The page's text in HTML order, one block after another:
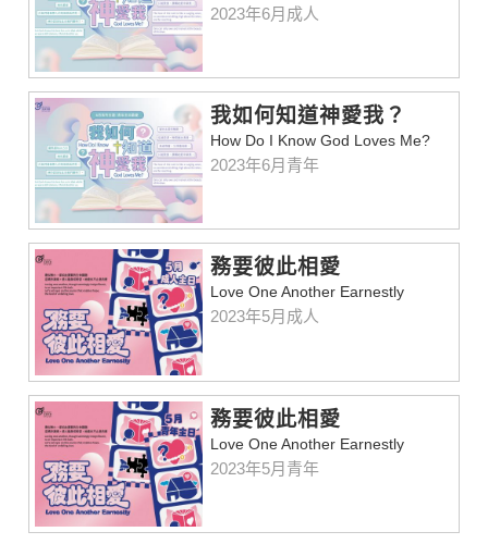
2023年6月成人
我如何知道神愛我？
How Do I Know God Loves Me?
2023年6月青年
務要彼此相愛
Love One Another Earnestly
2023年5月成人
務要彼此相愛
Love One Another Earnestly
2023年5月青年